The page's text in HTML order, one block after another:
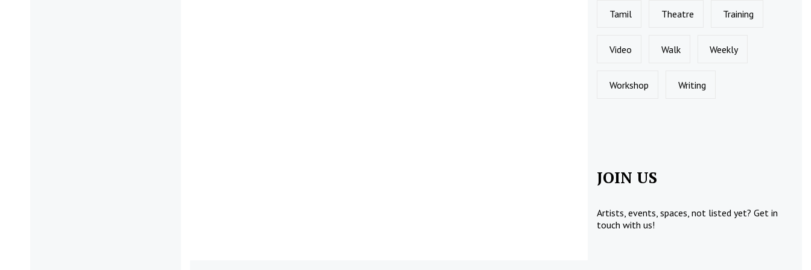
Tamil Theatre Training
Video Walk Weekly
Workshop Writing
JOIN US
Artists, events, spaces, not listed yet?Get in
touch with us!